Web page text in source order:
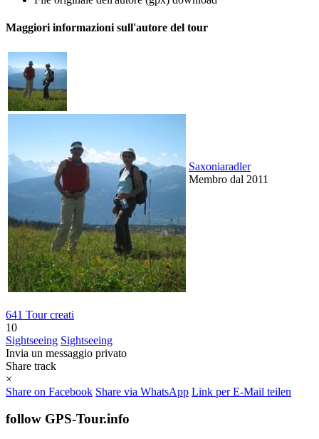
Maggiori informazioni sull'autore del tour
Saxoniaradler
Membro dal 2011
641 Tour creati
10
Sightseeing Sightseeing
Invia un messaggio privato
Share track
×
Share on Facebook Share via WhatsApp Link per E-Mail teilen
follow GPS-Tour.info